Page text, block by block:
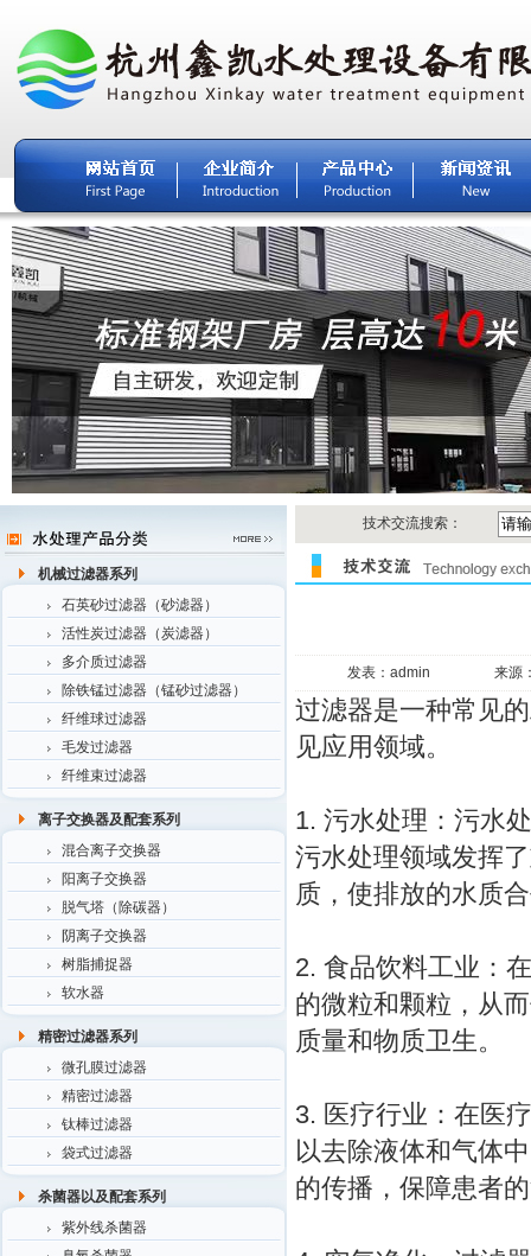
机械过滤器系列
石英砂过滤器（砂滤器）
活性炭过滤器（炭滤器）
多介质过滤器
除铁锰过滤器（锰砂过滤器）
纤维球过滤器
毛发过滤器
纤维束过滤器
离子交换器及配套系列
混合离子交换器
阳离子交换器
脱气塔（除碳器）
阴离子交换器
树脂捕捉器
软水器
精密过滤器系列
微孔膜过滤器
精密过滤器
钛棒过滤器
袋式过滤器
杀菌器以及配套系列
紫外线杀菌器
技术交流搜索：
发表：admin 来源
过滤器是一种常见
见应用领域。
1. 污水处理：污水
污水处理领域发挥
质，使排放的水质
2. 食品饮料工业：
的微粒和颗粒，从
质量和物质卫生。
3. 医疗行业：在医
以去除液体和气体
的传播，保障患者